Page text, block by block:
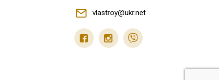
vlastroy@ukr.net